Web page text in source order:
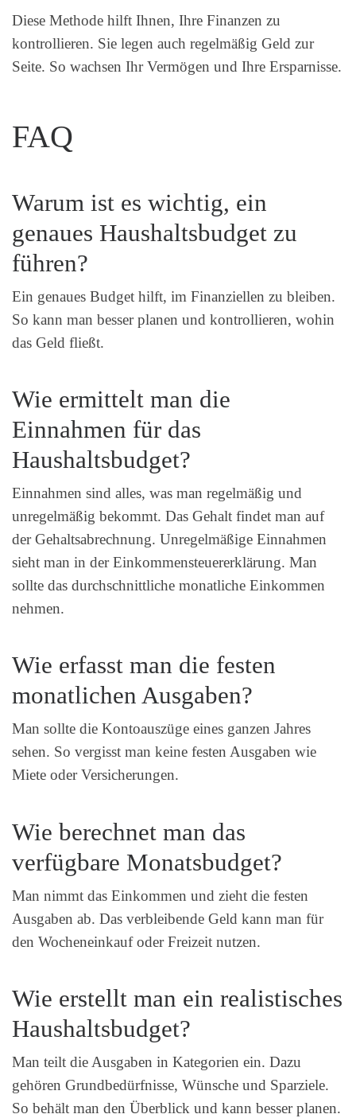
Diese Methode hilft Ihnen, Ihre Finanzen zu
kontrollieren. Sie legen auch regelmäßig Geld zur
Seite. So wachsen Ihr Vermögen und Ihre Ersparnisse.
FAQ
Warum ist es wichtig, ein
genaues Haushaltsbudget zu
führen?
Ein genaues Budget hilft, im Finanziellen zu bleiben.
So kann man besser planen und kontrollieren, wohin
das Geld fließt.
Wie ermittelt man die
Einnahmen für das
Haushaltsbudget?
Einnahmen sind alles, was man regelmäßig und
unregelmäßig bekommt. Das Gehalt findet man auf
der Gehaltsabrechnung. Unregelmäßige Einnahmen
sieht man in der Einkommensteuererklärung. Man
sollte das durchschnittliche monatliche Einkommen
nehmen.
Wie erfasst man die festen
monatlichen Ausgaben?
Man sollte die Kontoauszüge eines ganzen Jahres
sehen. So vergisst man keine festen Ausgaben wie
Miete oder Versicherungen.
Wie berechnet man das
verfügbare Monatsbudget?
Man nimmt das Einkommen und zieht die festen
Ausgaben ab. Das verbleibende Geld kann man für
den Wocheneinkauf oder Freizeit nutzen.
Wie erstellt man ein realistisches
Haushaltsbudget?
Man teilt die Ausgaben in Kategorien ein. Dazu
gehören Grundbedürfnisse, Wünsche und Sparziele.
So behält man den Überblick und kann besser planen.